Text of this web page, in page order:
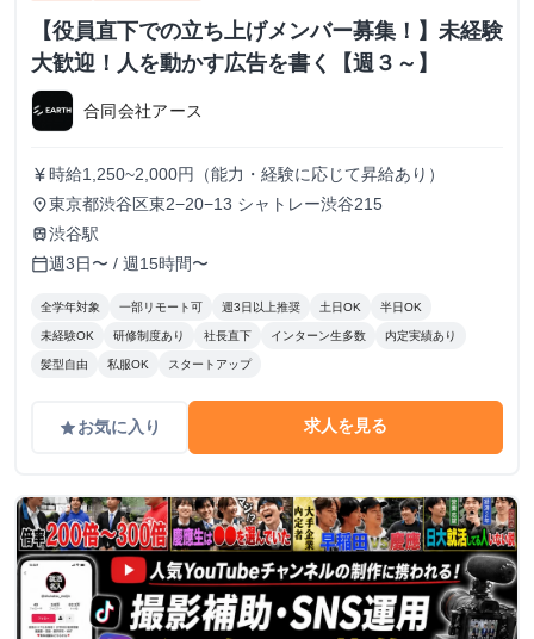
【役員直下での立ち上げメンバー募集！】未経験
大歓迎！人を動かす広告を書く【週３～】
合同会社アース
currency_yen 時給1,250~2,000円（能力・経験に応じて昇給あり）
place東京都渋谷区東2−20−13 シャトレー渋谷215
train渋谷駅
calendar_today週3日〜 / 週15時間〜
全学年対象 一部リモート可 週3日以上推奨 土日OK 半日OK
未経験OK 研修制度あり 社長直下 インターン生多数 内定実績あり
髪型自由 私服OK スタートアップ
gradeお気に入り 求人を見る